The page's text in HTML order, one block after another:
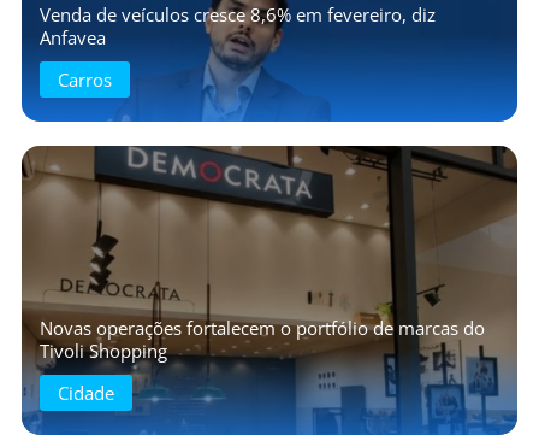
Venda de veículos cresce 8,6% em fevereiro, diz
Anfavea
Carros
Novas operações fortalecem o portfólio de marcas do
Tivoli Shopping
Cidade